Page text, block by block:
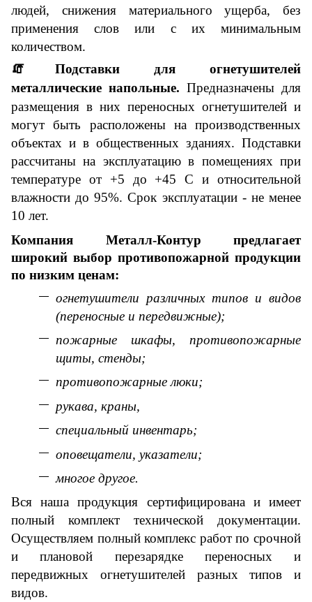
людей, снижения материального ущерба, без
применения слов или с их минимальным
количеством.
🧯 Подставки для огнетушителей
металлические напольные. Предназначены для
размещения в них переносных огнетушителей и
могут быть расположены на производственных
объектах и в общественных зданиях. Подставки
рассчитаны на эксплуатацию в помещениях при
температуре от +5 до +45 С и относительной
влажности до 95%. Срок эксплуатации - не менее
10 лет.
Компания Металл-Контур предлагает
широкий выбор противопожарной продукции
по низким ценам:
огнетушители различных типов и видов
(переносные и передвижные);
пожарные шкафы, противопожарные
щиты, стенды;
противопожарные люки;
рукава, краны,
специальный инвентарь;
оповещатели, указатели;
многое другое.
Вся наша продукция сертифицирована и имеет
полный комплект технической документации.
Осуществляем полный комплекс работ по срочной
и плановой перезарядке переносных и
передвижных огнетушителей разных типов и
видов.